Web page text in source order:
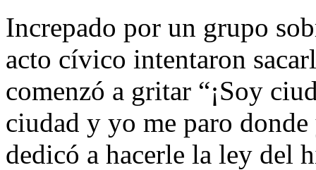
Increpado por un grupo
acto cívico intentaron
comenzó a gritar “¡Soy
ciudad y yo me paro
dedicó a hacerle la ley del